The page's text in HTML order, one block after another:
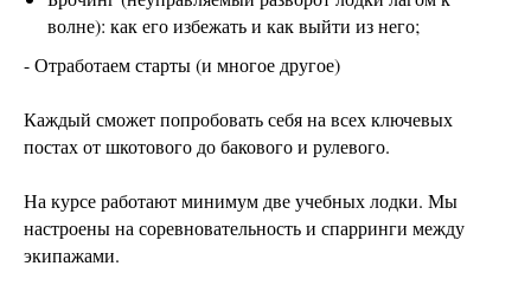
волне): как его избежать и как выйти из него;
- Отработаем старты (и многое другое)
Каждый сможет попробовать себя на всех ключевых
постах от шкотового до бакового и рулевого.
На курсе работают минимум две учебных лодки. Мы
настроены на соревновательность и спарринги между
экипажами.